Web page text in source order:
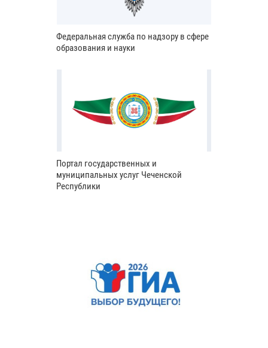
Федеральная служба по надзору в сфере
образования и науки
Портал государственных и
муниципальных услуг Чеченской
Республики